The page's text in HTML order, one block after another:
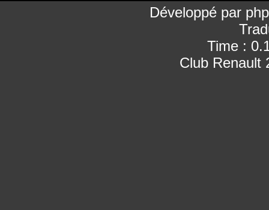
Développé par
Time :
Club Renault